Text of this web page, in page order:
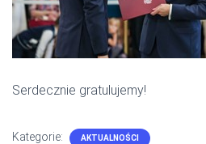
Serdecznie gratulujemy!
Kategorie: AKTUALNOŚCI